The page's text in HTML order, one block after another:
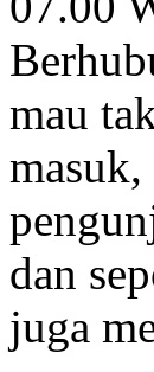
mau
dan
juga